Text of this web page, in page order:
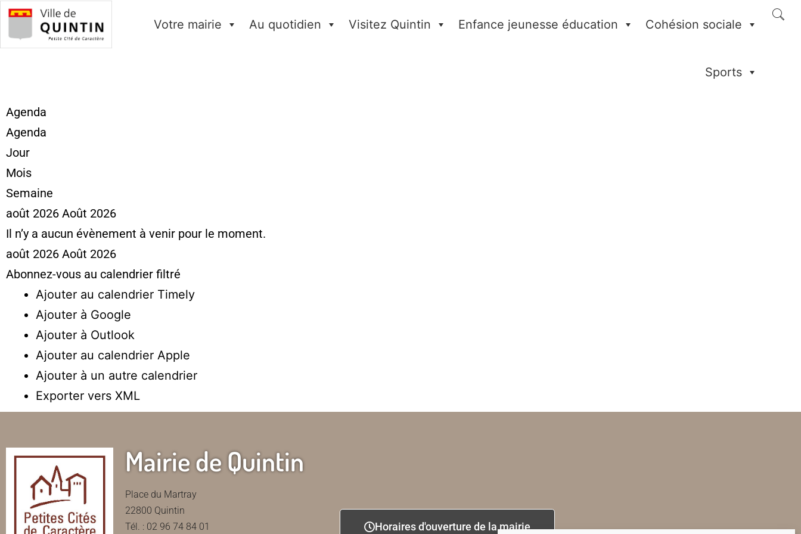
Votre mairie Au quotidien Visitez Quintin Enfance jeunesse éducation Cohésion sociale
Sports
Agenda
Agenda
Jour
Mois
Semaine
août 2026 Août 2026
Il n’y a aucun évènement à venir pour le moment.
août 2026 Août 2026
Abonnez-vous au calendrier filtré
Ajouter au calendrier Timely
Ajouter à Google
Ajouter à Outlook
Ajouter au calendrier Apple
Ajouter à un autre calendrier
Exporter vers XML
Mairie de Quintin
Place du Martray
22800 Quintin
Tél. : 02 96 74 84 01
Horaires d'ouverture de la mairie